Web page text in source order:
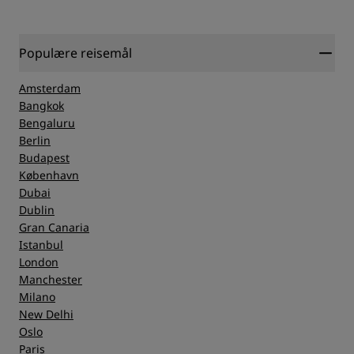
Populære reisemål
Amsterdam
Bangkok
Bengaluru
Berlin
Budapest
København
Dubai
Dublin
Gran Canaria
Istanbul
London
Manchester
Milano
New Delhi
Oslo
Paris